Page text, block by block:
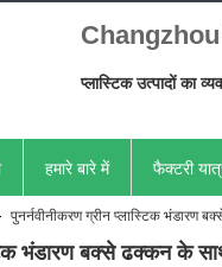
Changzhou
प्लास्टिक उत्पादों का
हमारे बारे में फैक्टरी
पुनर्नवीनीकरण ग्रीन प्लास्टिक
भंडारण बक्से ढक्कन के